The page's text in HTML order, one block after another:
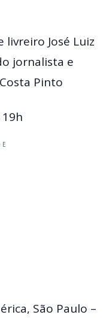
José Luiz
jornalista e
Pinto
São Paulo –